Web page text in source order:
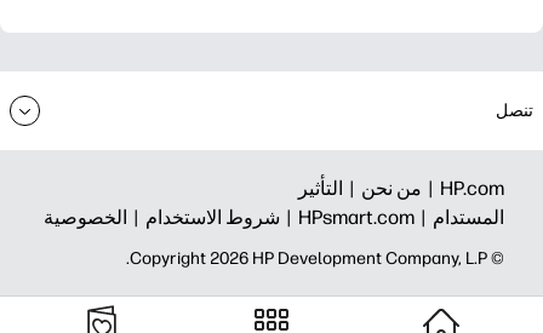
تنصل
HP.com | من نحن | التأثير
المستدام | HPsmart.com | شروط الاستخدام | الخصوصية
© Copyright 2026 HP Development Company, L.P.